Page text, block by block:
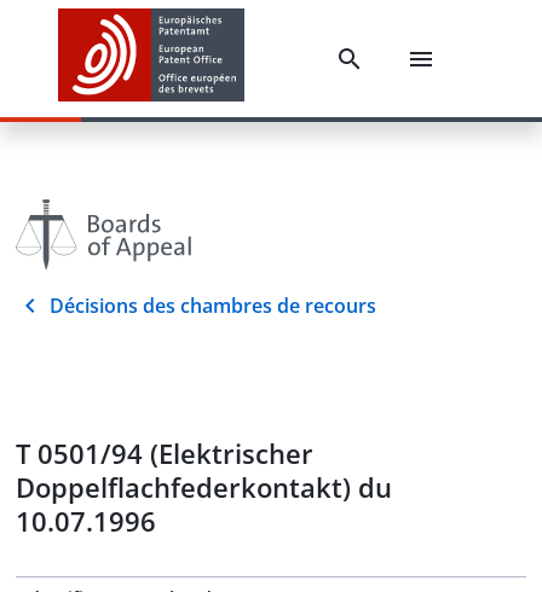
Décisions des chambres de recours
T 0501/94 (Elektrischer
Doppelflachfederkontakt) du
10.07.1996